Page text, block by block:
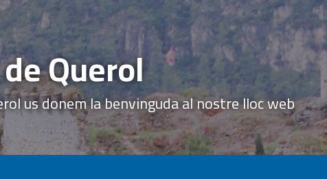
Querol
us donem la benvinguda al nostre lloc web